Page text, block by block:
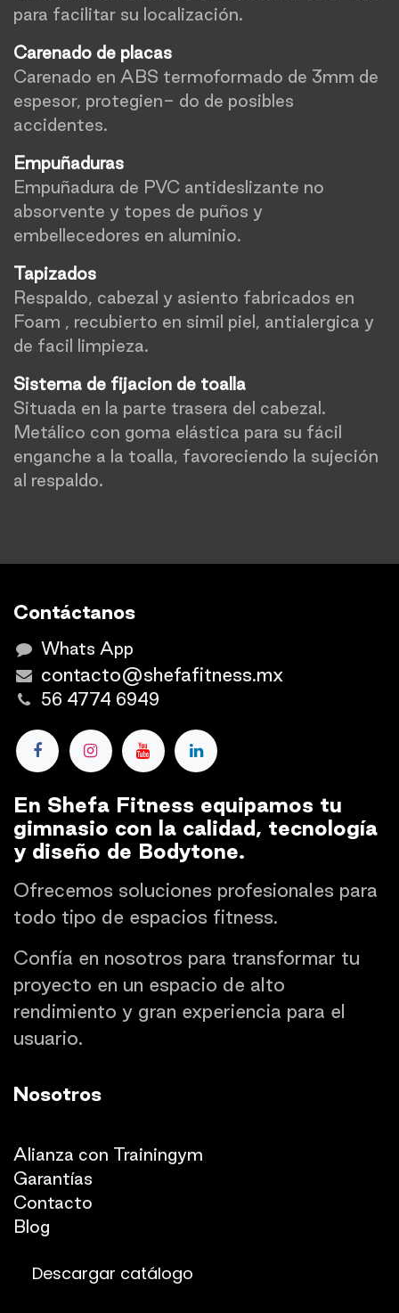
para facilitar su localización.
Carenado de placas
Carenado en ABS termoformado de 3mm de
espesor, protegien- do de posibles
accidentes.
Empuñaduras
Empuñadura de PVC antideslizante no
absorvente y topes de puños y
embellecedores en aluminio.
Tapizados
Respaldo, cabezal y asiento fabricados en
Foam , recubierto en simil piel, antialergica y
de facil limpieza.
Sistema de fijacion de toalla
Situada en la parte trasera del cabezal.
Metálico con goma elástica para su fácil
enganche a la toalla, favoreciendo la sujeción
al respaldo.
Contáctanos
Whats App
contacto@shefafitness.mx
56 4774 6949
En Shefa Fitness equipamos tu
gimnasio con la calidad, tecnología
y diseño de Bodytone.
Ofrecemos soluciones profesionales para
todo tipo de espacios fitness.
Confía en nosotros para transformar tu
proyecto en un espacio de alto
rendimiento y gran experiencia para el
usuario.
Nosotros
Alianza con Trainingym
Garantías
Con​tacto
Blog​​
Descargar catálogo